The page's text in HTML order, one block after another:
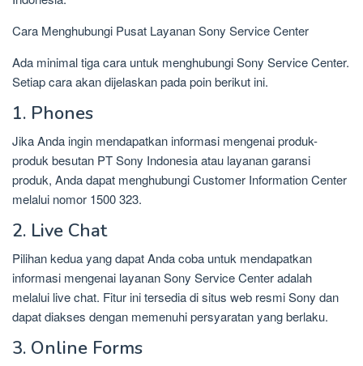
Cara Menghubungi Pusat Layanan Sony Service Center
Ada minimal tiga cara untuk menghubungi Sony Service Center.
Setiap cara akan dijelaskan pada poin berikut ini.
1. Phones
Jika Anda ingin mendapatkan informasi mengenai produk-
produk besutan PT Sony Indonesia atau layanan garansi
produk, Anda dapat menghubungi Customer Information Center
melalui nomor 1500 323.
2. Live Chat
Pilihan kedua yang dapat Anda coba untuk mendapatkan
informasi mengenai layanan Sony Service Center adalah
melalui live chat. Fitur ini tersedia di situs web resmi Sony dan
dapat diakses dengan memenuhi persyaratan yang berlaku.
3. Online Forms